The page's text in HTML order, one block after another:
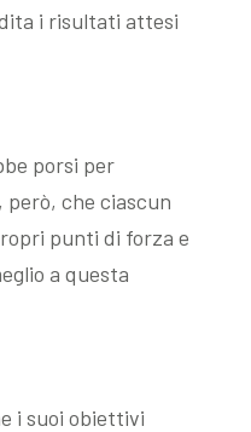
i risultati attesi
porsi per
che ciascun
punti di forza e
a questa
i suoi obiettivi